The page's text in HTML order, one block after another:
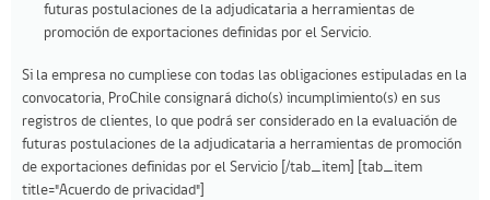
futuras postulaciones de la adjudicataria a herramientas de
promoción de exportaciones definidas por el Servicio.
Si la empresa no cumpliese con todas las obligaciones estipuladas en la
convocatoria, ProChile consignará dicho(s) incumplimiento(s) en sus
registros de clientes, lo que podrá ser considerado en la evaluación de
futuras postulaciones de la adjudicataria a herramientas de promoción
de exportaciones definidas por el Servicio [/tab_item] [tab_item
title="Acuerdo de privacidad"]